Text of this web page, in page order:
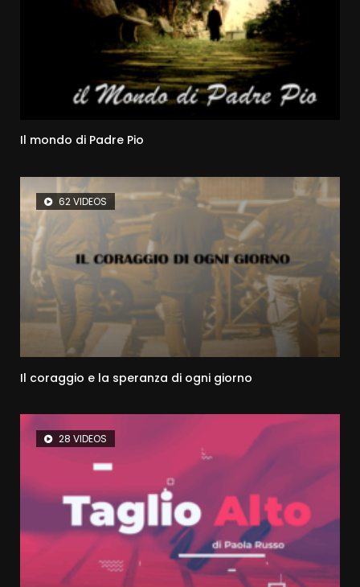
Il mondo di Padre Pio
62 VIDEOS
Il coraggio e la speranza di ogni giorno
28 VIDEOS